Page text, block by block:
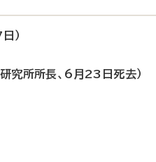
）
究所所長、6月23日死去）